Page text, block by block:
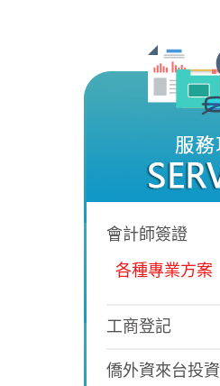
會計師簽證
各種專業方案
工商登記
僑外資來台投資